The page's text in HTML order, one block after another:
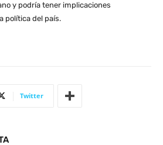
y podría tener implicaciones
política del país.
Twitter